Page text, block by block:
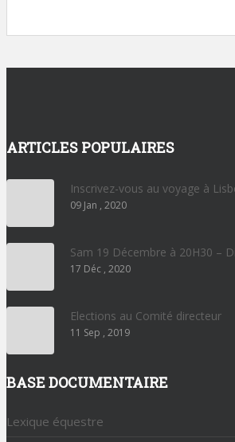
ARTICLES POPULAIRES
Inscrivez-vous au voyage à
09 Jan , 2020
Sam 19 Décembre à 20H30 –
17 Déc , 2020
Elections au Comité directeur
11 Sep , 2019
BASE DOCUMENTAIRE
Lexique équestre